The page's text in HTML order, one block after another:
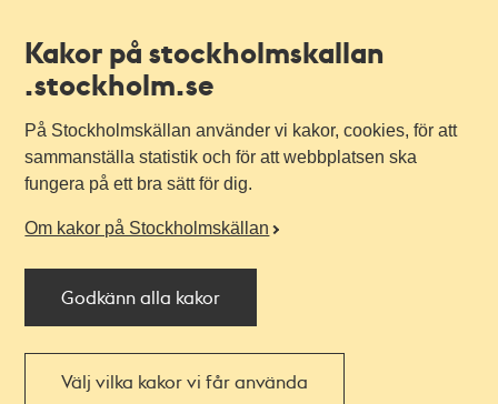
Kakor på stockholmskallan
.stockholm.se
På Stockholmskällan använder vi kakor, cookies, för att
sammanställa statistik och för att webbplatsen ska
fungera på ett bra sätt för dig.
Om kakor på Stockholmskällan
Godkänn alla kakor
Välj vilka kakor vi får använda